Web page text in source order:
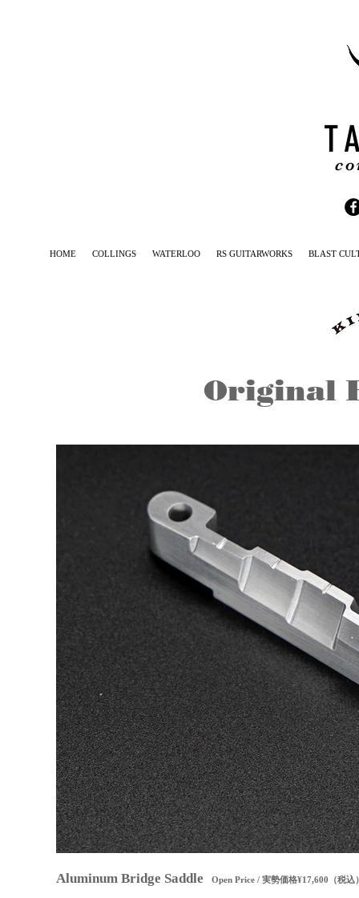
HOME COLLINGS WATERLOO RS GUITARWORKS BLAST
Original
Aluminum Bridge Saddle Open Price / 実勢価格¥17,600（税込